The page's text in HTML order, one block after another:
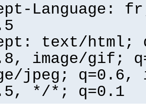
Language:
text/html;
image/gif;
jpeg; q=0.6,
*/*; q=0.1